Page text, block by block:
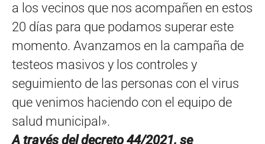
a los vecinos que nos acompañen en estos
20 días para que podamos superar este
momento. Avanzamos en la campaña de
testeos masivos y los controles y
seguimiento de las personas con el virus
que venimos haciendo con el equipo de
salud municipal».
A través del decreto 44/2021, se